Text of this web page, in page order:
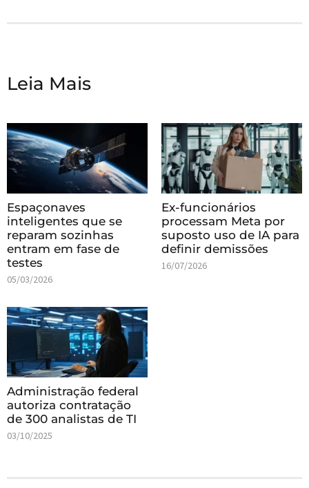
Leia Mais
Espaçonaves
inteligentes que se
reparam sozinhas
entram em fase de
testes
05/03/2026
Ex-funcionários
processam Meta por
suposto uso de IA para
definir demissões
16/07/2026
Administração federal
autoriza contratação
de 300 analistas de TI
03/10/2025